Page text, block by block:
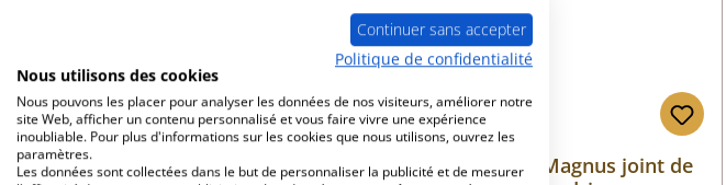
Caminos Magnus joint de
Continuer sans accepter
Politique de confidentialité
Nous utilisons des cookies
Nous pouvons les placer pour analyser les données de nos visiteurs, améliorer notre
site Web, afficher un contenu personnalisé et vous faire vivre une expérience
inoubliable. Pour plus d'informations sur les cookies que nous utilisons, ouvrez les
paramètres.
Les données sont collectées dans le but de personnaliser la publicité et de mesurer